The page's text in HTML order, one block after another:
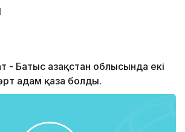
- Батыс Қазақстан облысында екі
адам қаза болды.